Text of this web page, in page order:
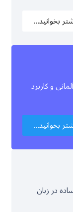
بخوانید…
و کاربرد
بخوانید…
در زبان